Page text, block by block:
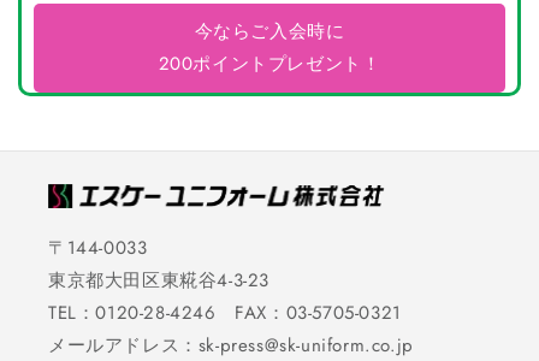
今ならご入会時に
200ポイントプレゼント！
〒144-0033
東京都大田区東糀谷4-3-23
TEL：0120-28-4246 FAX：03-5705-0321
メールアドレス：sk-press@sk-uniform.co.jp